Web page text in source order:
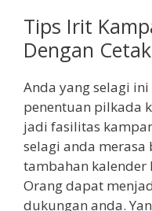
Tips Irit
Dengan
Anda yang selagi
penentuan pilkada
jadi fasilitas
selagi anda
tambahan kalender
Orang dapat
dukungan anda.